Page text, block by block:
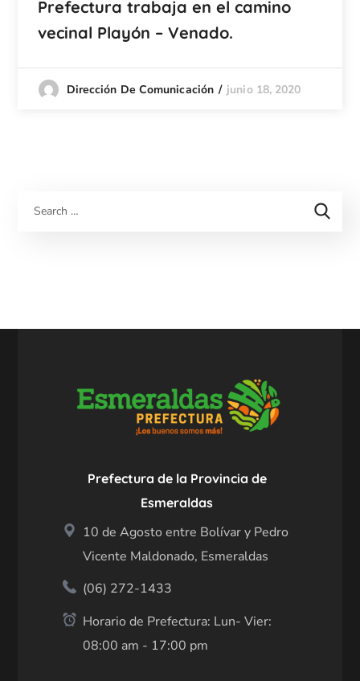
Prefectura trabaja en el camino
vecinal Playón – Venado.
Dirección De Comunicación junio 18, 2020
Prefectura de la Provincia de
Esmeraldas
10 de Agosto entre Bolívar y Pedro
Vicente Maldonado, Esmeraldas
(06) 272-1433
Horario de Prefectura: Lun- Vier:
08:00 am - 17:00 pm